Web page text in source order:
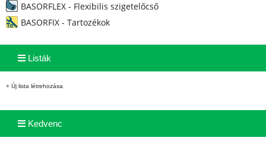
BASORFLEX - Flexibilis szigetelőcső
BASORFIX - Tartozékok
Listák
+ Új lista létrehozása
Kedvenc